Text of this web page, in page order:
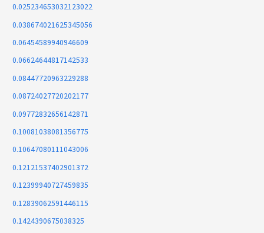
0.025234653032123022
0.038674021625345056
0.06454589940946609
0.06624644817142533
0.08447720963229288
0.08724027720202177
0.09772832656142871
0.10081038081356775
0.10647080111043006
0.12121537402901372
0.12399940727459835
0.12839062591446115
0.1424390675038325